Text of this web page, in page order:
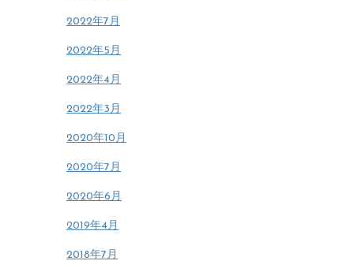
2022年7月
2022年5月
2022年4月
2022年3月
2020年10月
2020年7月
2020年6月
2019年4月
2018年7月